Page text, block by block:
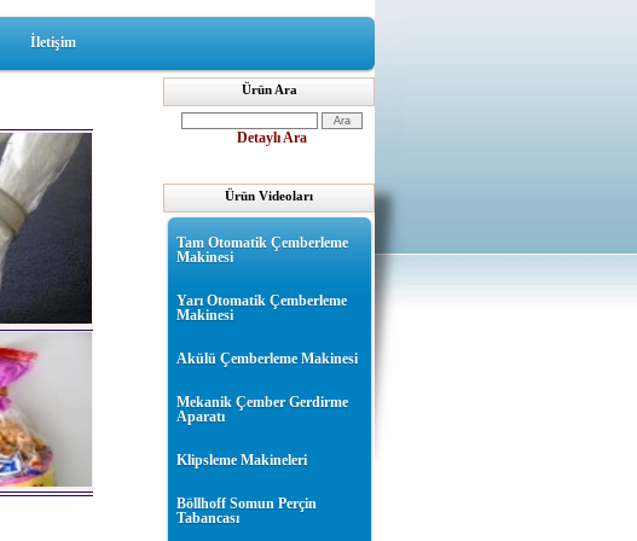
İletişim
Ürün Ara
Detaylı Ara
Ürün Videoları
Tam Otomatik Çemberleme
Makinesi
Yarı Otomatik Çemberleme
Makinesi
Akülü Çemberleme Makinesi
Mekanik Çember Gerdirme
Aparatı
Klipsleme Makineleri
Böllhoff Somun Perçin
Tabancası